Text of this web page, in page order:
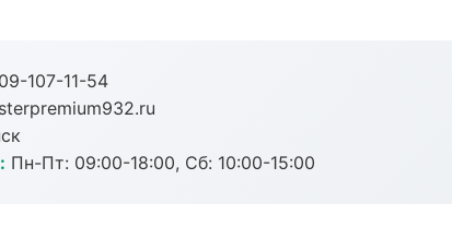
107-11-54
Пн-Пт: 09:00-18:00, Сб: 10:00-15:00